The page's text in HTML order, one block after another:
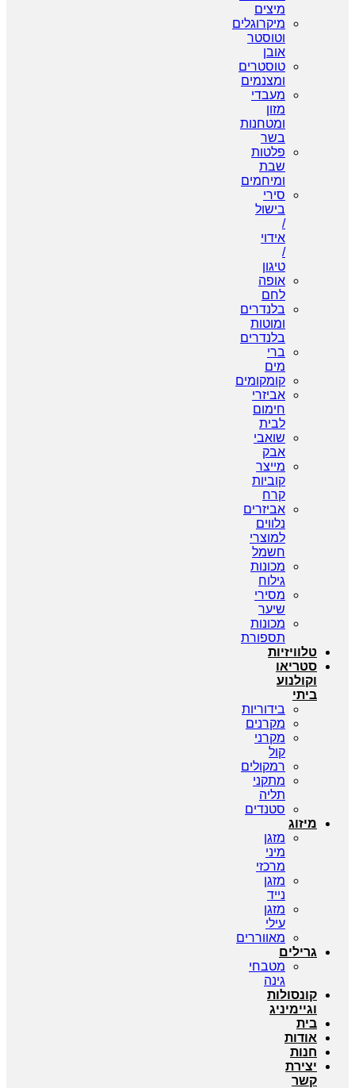
מיצים
מיקרוגלים
וטוסטר
אובן
טוסטרים
ומצנמים
מעבדי
מזון
ומטחנות
בשר
פלטות
שבת
ומיחמים
סירי
בישול
/
אידוי
/
טיגון
אופה
לחם
בלנדרים
ומוטות
בלנדרים
ברי
מים
קומקומים
אביזרי
חימום
לבית
שואבי
אבק
מייצר
קוביות
קרח
אביזרים
נלווים
למוצרי
חשמל
מכונות
גילוח
מסירי
שיער
מכונות
תספורת
טלוויזיות
סטריאו
וקולנוע
ביתי
בידוריות
מקרנים
מקרני
קול
רמקולים
מתקני
תליה
סטנדים
מיזוג
מזגן
מיני
מרכזי
מזגן
נייד
מזגן
עילי
מאווררים
גרילים
מטבחי
גינה
קונסולות
וגיימיניג
בית
אודות
חנות
יצירת
קשר